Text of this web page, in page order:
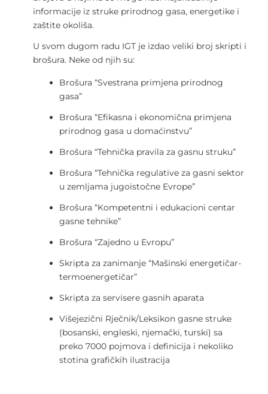
informacije iz struke prirodnog gasa, energetike i
zaštite okoliša.
U svom dugom radu IGT je izdao veliki broj skripti i
brošura. Neke od njih su:
Brošura “Svestrana primjena prirodnog
gasa”
Brošura “Efikasna i ekonomična primjena
prirodnog gasa u domaćinstvu”
Brošura “Tehnička pravila za gasnu struku”
Brošura “Tehnička regulative za gasni sektor
u zemljama jugoistočne Evrope”
Brošura “Kompetentni i edukacioni centar
gasne tehnike”
Brošura “Zajedno u Evropu”
Skripta za zanimanje “Mašinski energetičar-
termoenergetičar”
Skripta za servisere gasnih aparata
Višejezični Rječnik/Leksikon gasne struke
(bosanski, engleski, njemački, turski) sa
preko 7000 pojmova i definicija i nekoliko
stotina grafičkih ilustracija